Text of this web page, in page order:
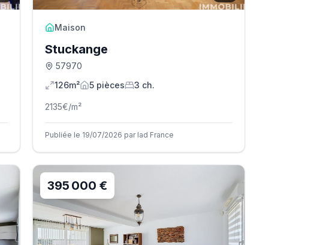
Maison
Stuckange
57970
126m²
5 pièces 3 ch.
2135€/m²
Publiée le 19/07/2026 par Iad France
395 000 €